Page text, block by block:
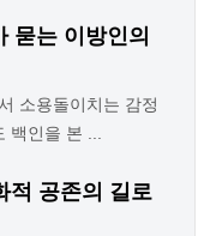
묻는 이방인의
소용돌이치는 감정
백인을 본 ...
적 공존의 길로